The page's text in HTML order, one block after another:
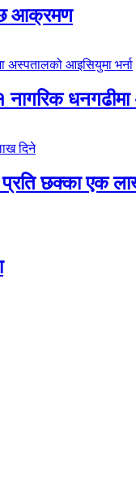
आक्रमण
प्रति छक्का एक